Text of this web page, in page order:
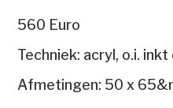
560 Euro
Techniek: acryl, o.i.
Afmetingen: 50 x